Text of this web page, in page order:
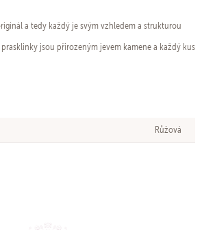
a tedy každý je svým vzhledem a strukturou
jsou přirozeným jevem kamene a každý kus
Růžová